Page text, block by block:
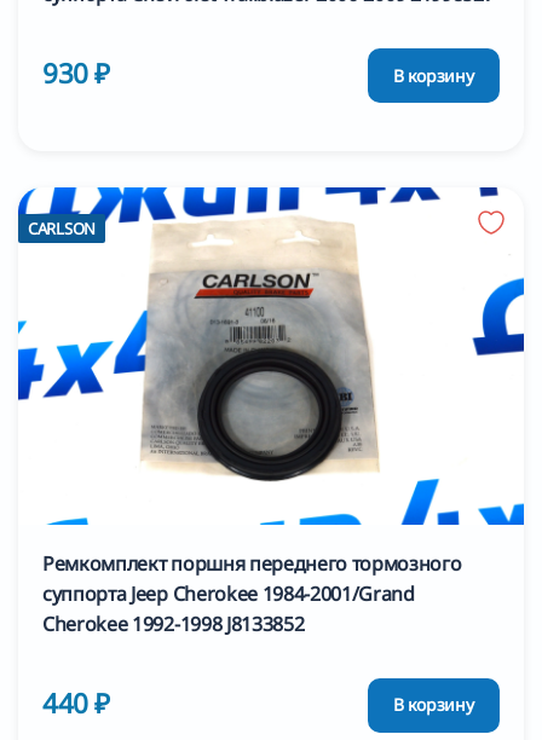
930 ₽ В корзину
CARLSON
Ремкомплект поршня переднего тормозного
суппорта Jeep Cherokee 1984-2001/Grand
Cherokee 1992-1998 J8133852
440 ₽ В корзину